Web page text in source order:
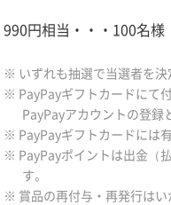
990円相当・・・100名様
※ いずれも抽選で当選者を決
※ PayPayギフトカードにて
PayPayアカウントの登録
※ PayPayギフトカードには
※ PayPayポイントは出金（
す。
※ 賞品の再付与・再発行はい